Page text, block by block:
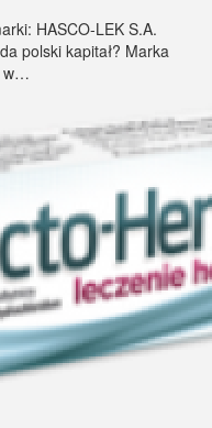
HASCO-LEK S.A.
polski kapitał? Marka
w…